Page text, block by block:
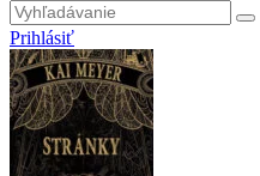
Prihlásiť